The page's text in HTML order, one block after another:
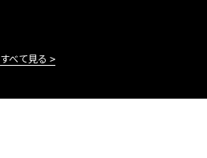
すべて見る